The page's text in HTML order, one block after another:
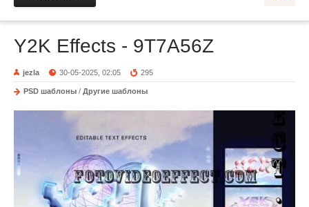
Y2K Effects - 9T7A56Z
jezla 30-05-2025, 02:05 295
PSD шаблоны / Другие шаблоны